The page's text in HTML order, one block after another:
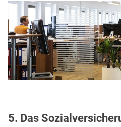
5. Das